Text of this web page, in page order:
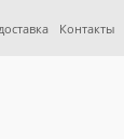
Контакты